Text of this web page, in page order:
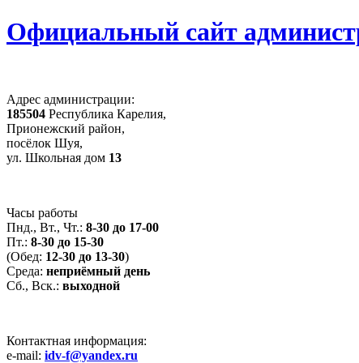
Официальный сайт
Адрес администрации:
185504 Республика Карелия,
Прионежский район,
посёлок Шуя,
ул. Школьная дом 13
Часы работы
Пнд., Вт., Чт.: 8-30 до 17-00
Пт.: 8-30 до 15-30
(Обед: 12-30 до 13-30)
Среда: неприёмный день
Сб., Вск.: выходной
Контактная информация:
e-mail: idv-f@yandex.ru